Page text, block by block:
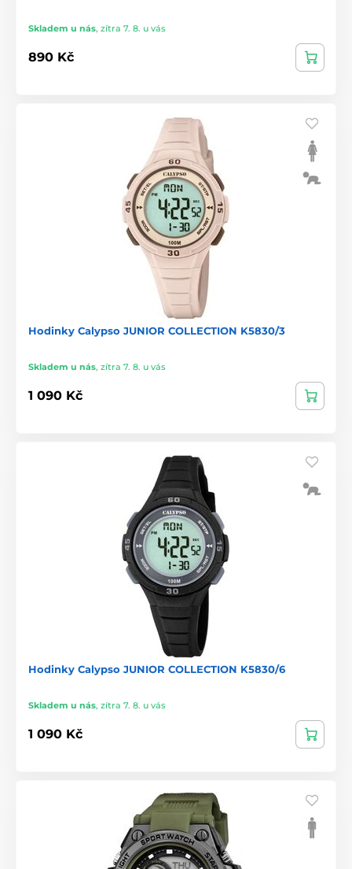
Skladem u nás, zítra 7. 8. u vás
890 Kč
Hodinky Calypso JUNIOR COLLECTION K5830/3
Skladem u nás, zítra 7. 8. u vás
1 090 Kč
Hodinky Calypso JUNIOR COLLECTION K5830/6
Skladem u nás, zítra 7. 8. u vás
1 090 Kč